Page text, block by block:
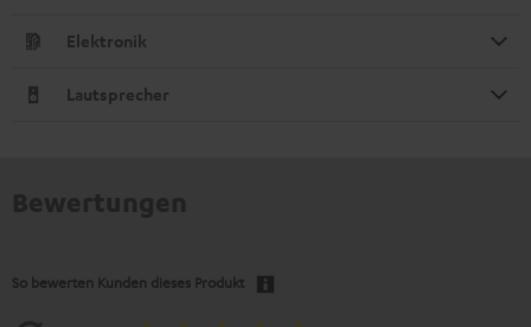
Elektronik
Lautsprecher
So bewerten Kunden dieses Produkt